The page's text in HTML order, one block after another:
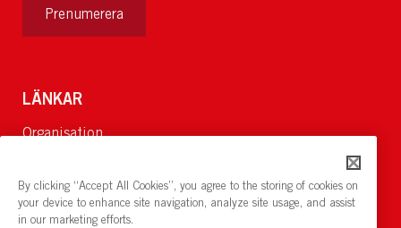
Prenumerera
LÄNKAR
Organisation
Lediga jobb
Nyheter och pressrum
By clicking “Accept All Cookies”, you agree to the storing of cookies on
your device to enhance site navigation, analyze site usage, and assist
in our marketing efforts.